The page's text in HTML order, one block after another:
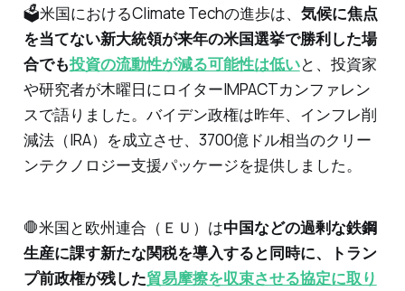
🗳️米国におけるClimate Techの進歩は、 気候に焦点
を当てない新大統領が来年の米国選挙で勝利した場
合でも投資の流動性が減る可能性は低いと、投資家
や研究者が木曜日にロイターIMPACTカンファレン
スで語りました。バイデン政権は昨年、インフレ削
減法（IRA）を成立させ、3700億ドル相当のクリー
ンテクノロジー支援パッケージを提供しました。
🛑米国と欧州連合（ＥＵ）は中国などの過剰な鉄鋼
生産に課す新たな関税を導入すると同時に、トラン
プ前政権が残した貿易摩擦を収束させる協定に取り